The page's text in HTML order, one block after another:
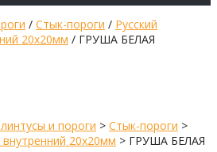
/ Стык-пороги / Русский
20х20мм / ГРУША БЕЛАЯ
и пороги > Стык-пороги >
внутренний 20х20мм > ГРУША БЕЛАЯ